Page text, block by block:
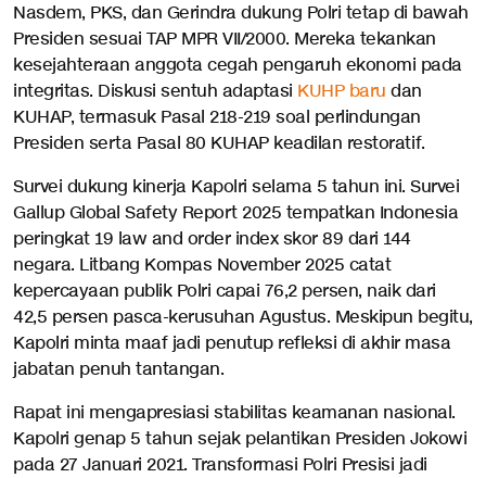
Nasdem, PKS, dan Gerindra dukung Polri tetap di bawah
Presiden sesuai TAP MPR VII/2000. Mereka tekankan
kesejahteraan anggota cegah pengaruh ekonomi pada
integritas. Diskusi sentuh adaptasi KUHP baru dan
KUHAP, termasuk Pasal 218-219 soal perlindungan
Presiden serta Pasal 80 KUHAP keadilan restoratif.
Survei dukung kinerja Kapolri selama 5 tahun ini. Survei
Gallup Global Safety Report 2025 tempatkan Indonesia
peringkat 19 law and order index skor 89 dari 144
negara. Litbang Kompas November 2025 catat
kepercayaan publik Polri capai 76,2 persen, naik dari
42,5 persen pasca-kerusuhan Agustus. Meskipun begitu,
Kapolri minta maaf jadi penutup refleksi di akhir masa
jabatan penuh tantangan.
Rapat ini mengapresiasi stabilitas keamanan nasional.
Kapolri genap 5 tahun sejak pelantikan Presiden Jokowi
pada 27 Januari 2021. Transformasi Polri Presisi jadi